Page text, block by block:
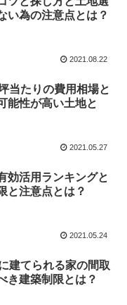
い為の注意点とは？
2021.08.22
当たりの費用相場と
能性が高い土地と
2021.05.27
効活用ランキングと
と注意点とは？
2021.05.24
建てられる家の間取
き建築制限とは？